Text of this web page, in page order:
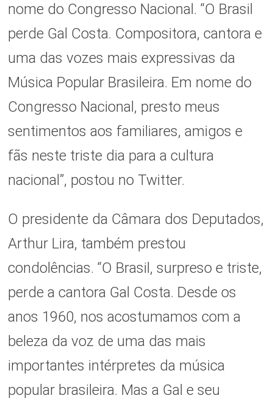
nome do Congresso Nacional. “O Brasil
perde Gal Costa. Compositora, cantora e
uma das vozes mais expressivas da
Música Popular Brasileira. Em nome do
Congresso Nacional, presto meus
sentimentos aos familiares, amigos e
fãs neste triste dia para a cultura
nacional”, postou no Twitter.
O presidente da Câmara dos Deputados,
Arthur Lira, também prestou
condolências. “O Brasil, surpreso e triste,
perde a cantora Gal Costa. Desde os
anos 1960, nos acostumamos com a
beleza da voz de uma das mais
importantes intérpretes da música
popular brasileira. Mas a Gal e seu